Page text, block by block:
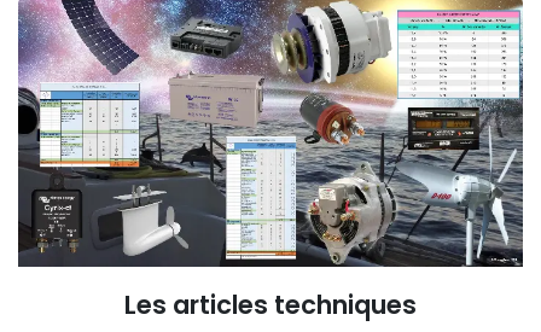
Les articles techniques